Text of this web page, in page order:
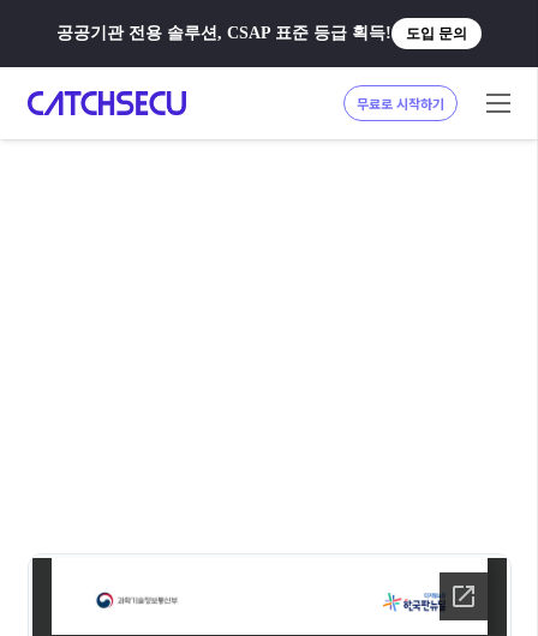
공공기관 전용 솔루션, CSAP 표준 등급 획득! 도입 문의
무료로 시작하기